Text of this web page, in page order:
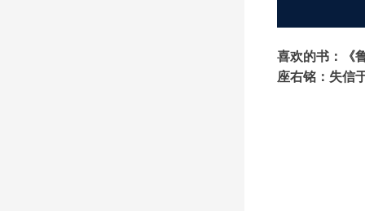
喜欢的书：《
座右铭：失信